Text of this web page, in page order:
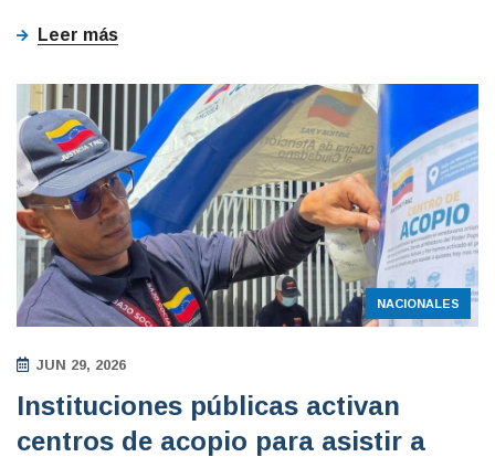
Leer más
NACIONALES
JUN 29, 2026
Instituciones públicas activan
centros de acopio para asistir a